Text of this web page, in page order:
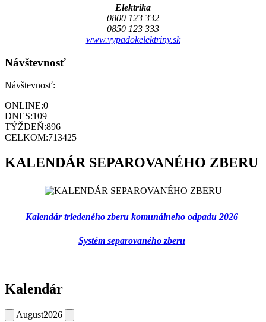
Elektrika
0800 123 332
0850 123 333
www.vypadokelektriny.sk
Návštevnosť
Návštevnosť:
ONLINE:0
DNES:109
TÝŽDEŇ:896
CELKOM:713425
KALENDÁR SEPAROVANÉHO ZBERU
Kalendár triedeného zberu komunálneho odpadu 2026
Systém separovaného zberu
Kalendár
August2026